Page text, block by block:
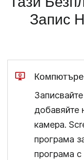
Запис
добавяйте
камера.
програма
програма